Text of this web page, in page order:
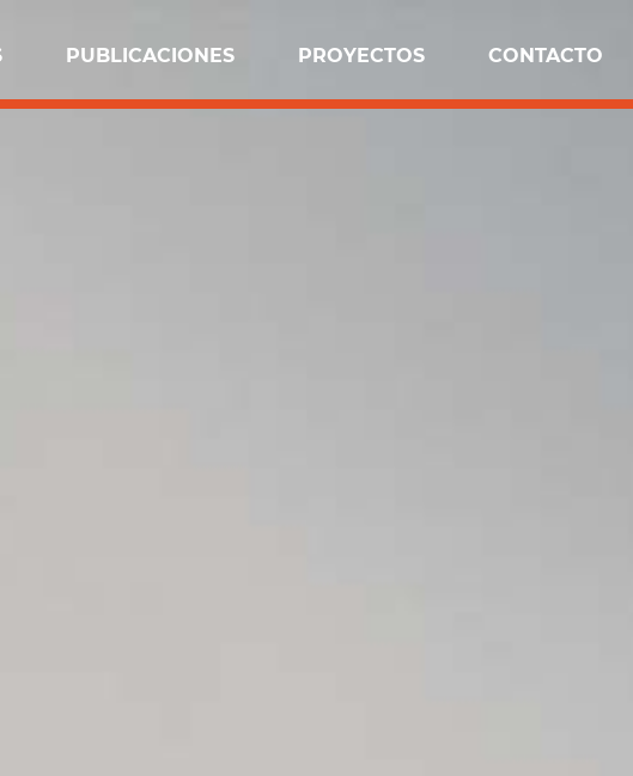
PUBLICACIONES PROYECTOS CONTACTO